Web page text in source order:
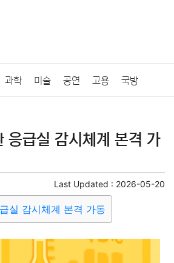
과학 미술 공연 고용 국방
일상 주식 암호화폐 블록체인
미용 증권 인테리어
금융 게임 스포츠
맛집 컴퓨터
응급실 감시체계 본격 가
Last Updated : 2026-05-20
실 감시체계 본격 가동